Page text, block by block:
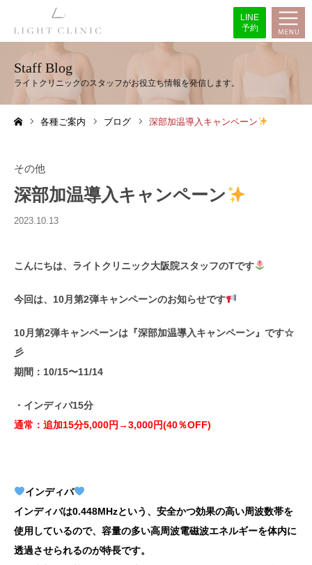
LINE
予約
Staff Blog
各種ご案内 ブログ 深部加温導入キャンペーン
その他
深部加温導入キャンペーン
2023.10.13
こんにちは、ライトクリニック大阪院スタッフのTです
今回は、10月第2弾キャンペーンのお知らせです
10月第2弾キャンペーンは 『深部加温導入キャンペーン』 です☆
彡
期間：10/15〜11/14
・インディバ15分
通常：追加15分5,000円→3,000円(40％OFF)
インディバ
インディバは0.448MHzという、安全かつ効果の高い周波数帯を
使用しているので、容量の多い高周波電磁波エネルギーを体内に
透過させられるのが特長です。